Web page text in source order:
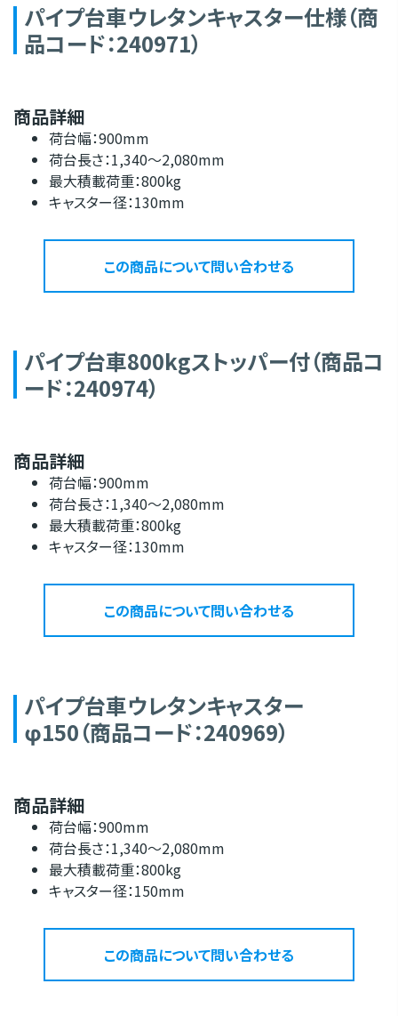
パイプ台車ウレタンキャスター仕様（商
品コード：240971）
商品詳細
荷台幅：900mm
荷台長さ：1,340～2,080mm
最大積載荷重：800kg
キャスター径：130mm
この商品について問い合わせる
パイプ台車800kgストッパー付（商品コ
ード：240974）
商品詳細
荷台幅：900mm
荷台長さ：1,340～2,080mm
最大積載荷重：800kg
キャスター径：130mm
この商品について問い合わせる
パイプ台車ウレタンキャスター
φ150（商品コード：240969）
商品詳細
荷台幅：900mm
荷台長さ：1,340～2,080mm
最大積載荷重：800kg
キャスター径：150mm
この商品について問い合わせる